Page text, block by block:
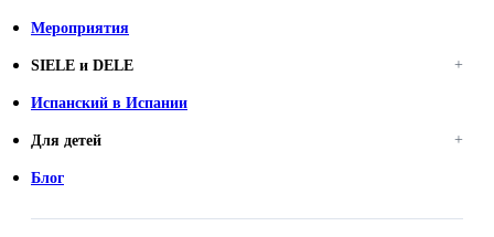
Мероприятия
SIELE и DELE
Испанский в Испании
Для детей
Блог